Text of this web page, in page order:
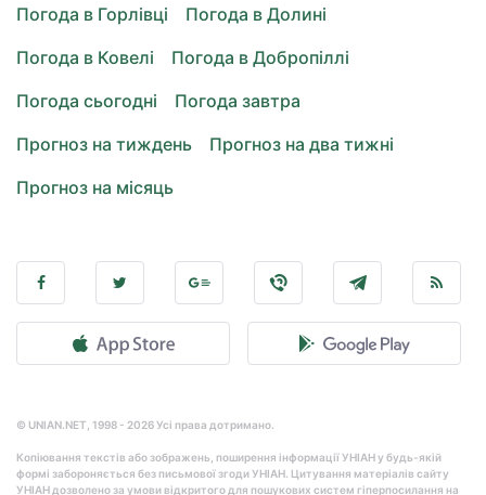
Погода в Горлівці
Погода в Долині
Погода в Ковелі
Погода в Добропіллі
Погода сьогодні
Погода завтра
Прогноз на тиждень
Прогноз на два тижні
Прогноз на місяць
© UNIAN.NET, 1998 - 2026 Усі права дотримано.
Копіювання текстів або зображень, поширення інформації УНІАН у будь-якій
формі забороняється без письмової згоди УНІАН. Цитування матеріалів сайту
УНІАН дозволено за умови відкритого для пошукових систем гіперпосилання на